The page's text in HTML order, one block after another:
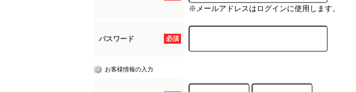
※メールアドレスはログインに使用します。
必須
パスワード
お客様情報の入力